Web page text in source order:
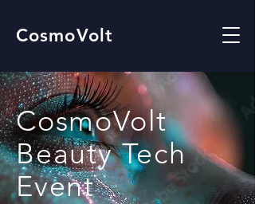
CosmoVolt
CosmoVolt
Beauty Tech
Event